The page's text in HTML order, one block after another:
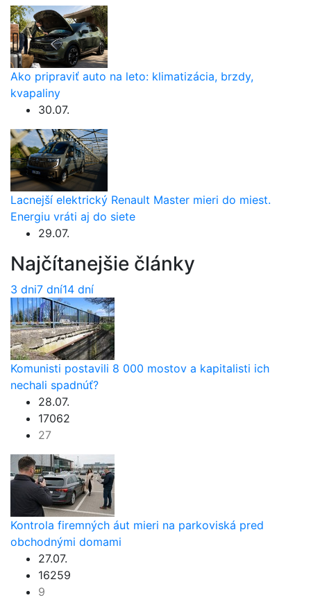
Ako pripraviť auto na leto: klimatizácia, brzdy,
kvapaliny
30.07.
Lacnejší elektrický Renault Master mieri do miest.
Energiu vráti aj do siete
29.07.
Najčítanejšie články
3 dni7 dní14 dní
Komunisti postavili 8 000 mostov a kapitalisti ich
nechali spadnúť?
28.07.
17062
27
Kontrola firemných áut mieri na parkoviská pred
obchodnými domami
27.07.
16259
9